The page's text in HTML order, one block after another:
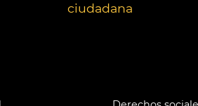
ciudadana